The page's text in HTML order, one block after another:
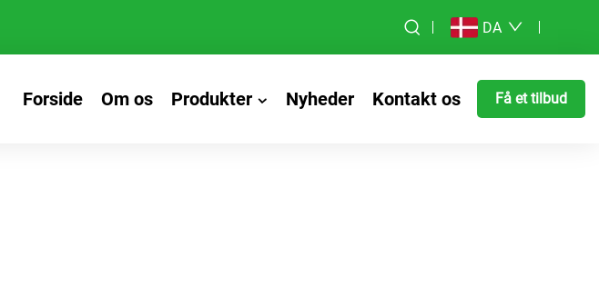
DA
Forside Om os Produkter Nyheder Kontakt os Få et tilbud